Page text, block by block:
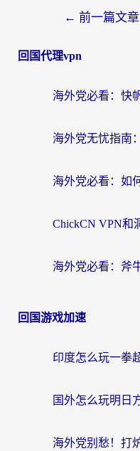
← 前一篇文章
回国代理vpn
回国游戏加速